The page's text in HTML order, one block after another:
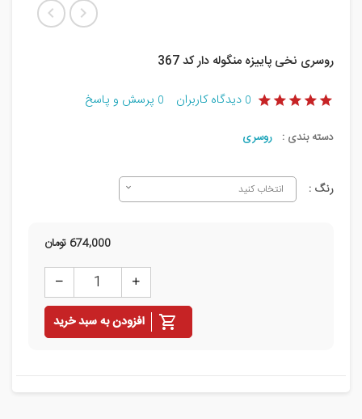
روسری نخی پاییزه منگوله دار کد 367
0 دیدگاه کاربران 0 پرسش و پاسخ
دسته بندی : روسری
رنگ : انتخاب کنید
674,000 تومان
افزودن به سبد خرید